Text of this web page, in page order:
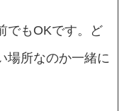
でもOKです。ど
場所なのか一緒に